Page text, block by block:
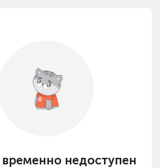
недоступен